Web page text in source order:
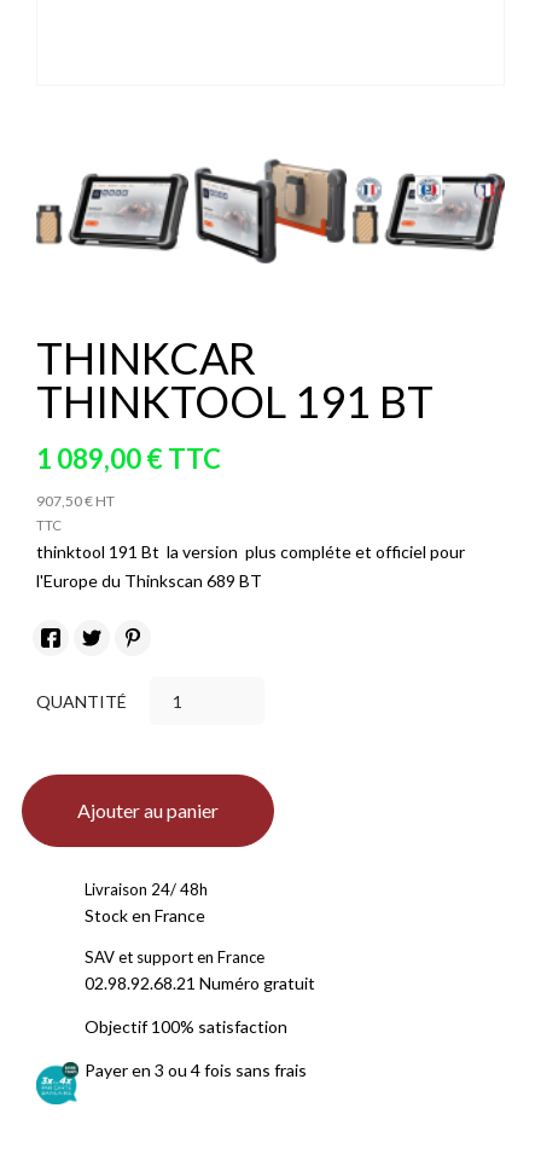
THINKCAR
THINKTOOL 191 BT
1 089,00 € TTC
907,50 € HT
TTC
thinktool 191 Bt la version plus compléte et officiel pour
l'Europe du Thinkscan 689 BT
QUANTITÉ
Ajouter au panier
Livraison 24/ 48h
Stock en France
SAV et support en France
02.98.92.68.21 Numéro gratuit
Objectif 100% satisfaction
Payer en 3 ou 4 fois sans frais